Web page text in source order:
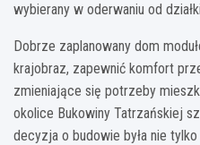
wybierany w oderwaniu od
Dobrze zaplanowany dom
krajobraz, zapewnić komfort
zmieniające się potrzeby
okolice Bukowiny Tatrzańskiej
decyzja o budowie była nie